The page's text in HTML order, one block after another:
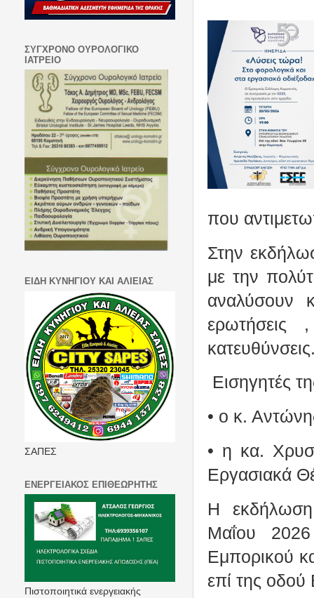
που
Στην
με την
αναλύσουν
Εισηγητές
• ο κ.
• η κα.
Εργασιακά
Η εκδήλωση
Μαΐου
Εμπορικού
επί της
ΣΥΓΧΡΟΝΟ ΟΥΡΟΛΟΓΙΚΟ
ΙΑΤΡΕΙΟ
ΕΙΔΗ ΚΥΝΗΓΙΟΥ ΚΑΙ ΑΛΙΕΙΑΣ
ΣΑΠΕΣ
ΕΝΕΡΓΕΙΑΚΟΣ ΕΠΙΘΕΩΡΗΤΗΣ
Πιστοποιητικά ενεργειακής